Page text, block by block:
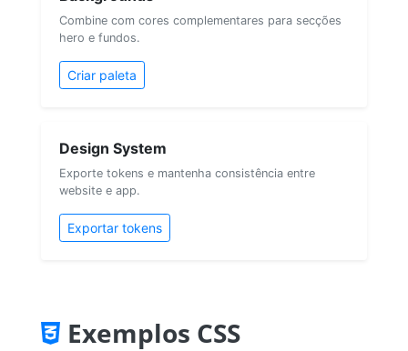
Combine com cores complementares para secções
hero e fundos.
Criar paleta
Design System
Exporte tokens e mantenha consistência entre
website e app.
Exportar tokens
Exemplos CSS